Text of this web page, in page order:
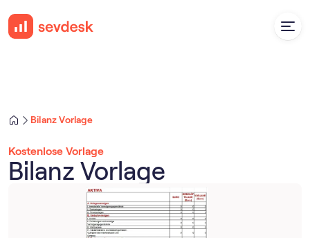
Bilanz Vorlage
Kostenlose Vorlage
Bilanz Vorlage